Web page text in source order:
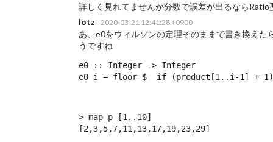
詳しく見れてませんが分数で誤差が出るなら
lotz
2020-03-21 12:41:28 +0900
あ、e0をウィルソンの定理そのままで書き換え
うですね
e0 :: Integer -> Integer
e0 i = floor $  if (product[1..i-1] + 1)
> map p [1..10]
[2,3,5,7,11,13,17,19,23,29]